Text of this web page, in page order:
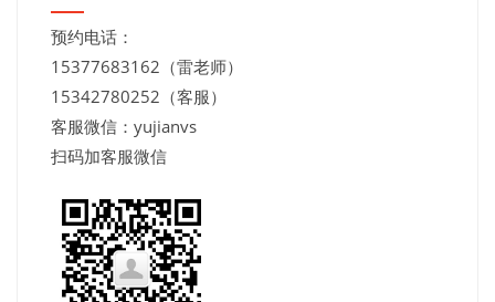
预约电话：
15377683162（雷老师）
15342780252（客服）
客服微信：yujianvs
扫码加客服微信